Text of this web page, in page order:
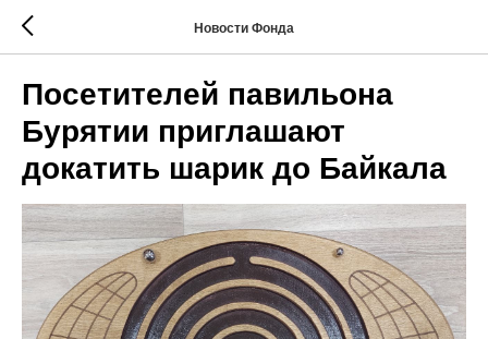
Новости Фонда
Посетителей павильона
Бурятии приглашают
докатить шарик до Байкала